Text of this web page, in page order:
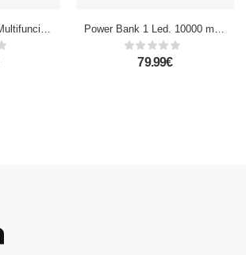
Lámpara cargador Multifunción Inalámbrico 10W. Power Bank 3000 mAh. Power Bank 1 Led. 10000 mAh. 3 Salidas USB. Entrada Micro USB.
79.99€